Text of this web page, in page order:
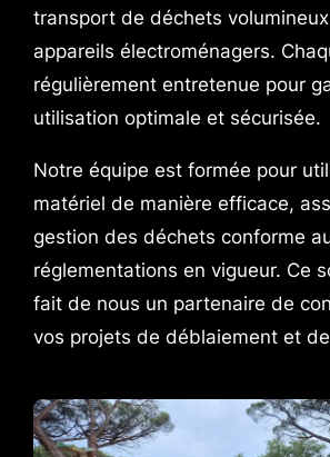
transport de déchets
appareils électroménagers.
régulièrement entretenue pour
utilisation optimale et sécurisée.
Notre équipe est formée pour
matériel de manière efficace,
gestion des déchets conforme
réglementations en vigueur. Ce
fait de nous un partenaire de
vos projets de déblaiement et